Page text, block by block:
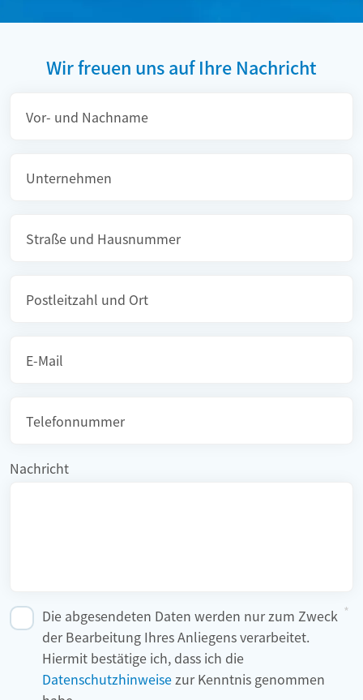
Wir freuen uns auf Ihre Nachricht
Pflichtfeld
Vor- und Nachname
Unternehmen
Straße und Hausnummer
Postleitzahl und Ort
Pflichtfeld
E-Mail
Telefonnummer
Nachricht
Die abgesendeten Daten werden nur zum Zweck
der Bearbeitung Ihres Anliegens verarbeitet.
Hiermit bestätige ich, dass ich die
Datenschutzhinweisezur Kenntnis genommen